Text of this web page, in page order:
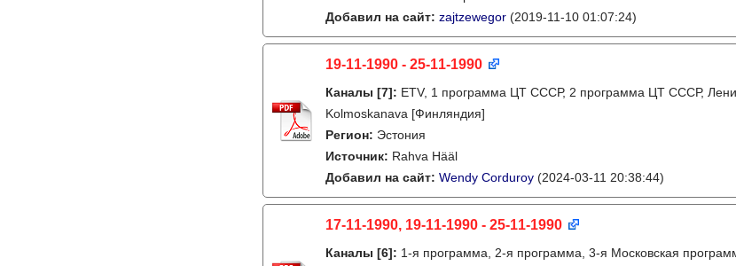
Добавил на сайт: zajtzewegor (2019-11-10 01:07:24)
19-11-1990 - 25-11-1990
Каналы [7]: ETV, 1 программа ЦТ СССР, 2 программа ЦТ СССР,
Kolmoskanava [Финляндия]
Регион: Эстония
Источник: Rahva Hääl
Добавил на сайт: Wendy Corduroy (2024-03-11 20:38:44)
17-11-1990, 19-11-1990 - 25-11-1990
Каналы [6]: 1-я программа, 2-я программа, 3-я Московская